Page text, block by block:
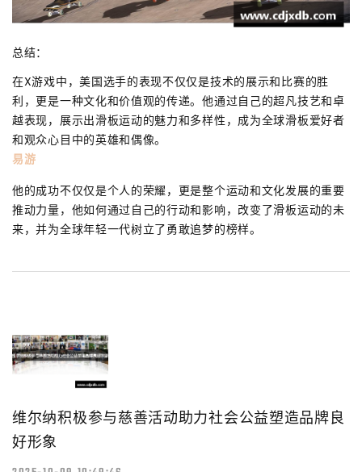
总结：
在X游戏中，美国选手的表现不仅仅是技术的展示和比赛的胜
利，更是一种文化和价值观的传递。他通过自己的超凡技艺和卓
越表现，展示出滑板运动的魅力和多样性，成为全球滑板爱好者
和观众心目中的英雄和偶像。
易游
他的成功不仅仅是个人的荣耀，更是整个运动和文化发展的重要
推动力量，他如何通过自己的行动和影响，改变了滑板运动的未
来，并为全球年轻一代树立了勇敢追梦的榜样。
维尔纳积极参与慈善活动助力社会公益塑造品牌良
好形象